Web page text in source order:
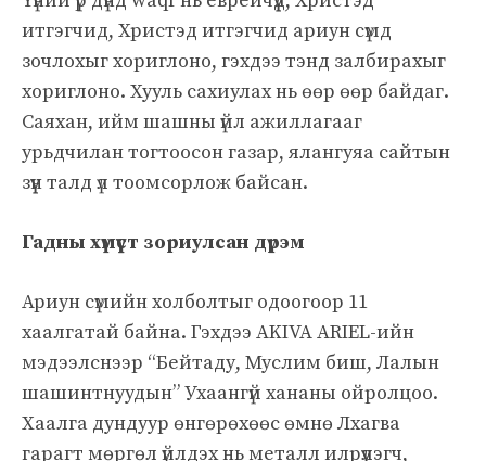
итгэгчид, Христэд итгэгчид ариун сүмд
зочлохыг хориглоно, гэхдээ тэнд залбирахыг
хориглоно. Хууль сахиулах нь өөр өөр байдаг.
Саяхан, ийм шашны үйл ажиллагааг
урьдчилан тогтоосон газар, ялангуяа сайтын
зүүн талд үл тоомсорлож байсан.
Гадны хүмүүст зориулсан дүрэм
Ариун сүмийн холболтыг одоогоор 11
хаалгатай байна. Гэхдээ AKIVA ARIEL-ийн
мэдээлснээр “Бейтаду, Муслим биш, Лалын
шашинтнуудын” Ухаангүй хананы ойролцоо.
Хаалга дундуур өнгөрөхөөс өмнө Лхагва
гарагт мөргөл үйлдэх нь металл илрүүлэгч,